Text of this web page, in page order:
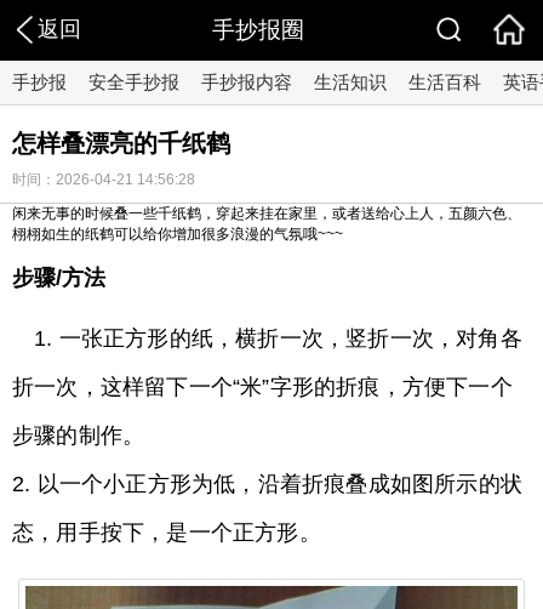
返回 手抄报圈
手抄报 安全手抄报 手抄报内容 生活知识 生活百科 英
怎样叠漂亮的千纸鹤
时间：2026-04-21 14:56:28
闲来无事的时候叠一些千纸鹤，穿起来挂在家里，或者送给心上人，五颜六色、
栩栩如生的纸鹤可以给你增加很多浪漫的气氛哦~~~
步骤/方法
1. 一张正方形的纸，横折一次，竖折一次，对角各
折一次，这样留下一个“米”字形的折痕，方便下一个
步骤的制作。
2. 以一个小正方形为低，沿着折痕叠成如图所示的状
态，用手按下，是一个正方形。